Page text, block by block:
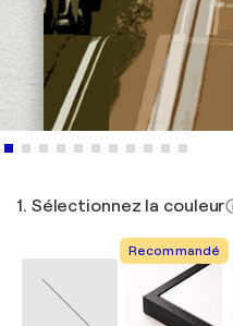
1. Sélectionnez la couleur
Recommandé